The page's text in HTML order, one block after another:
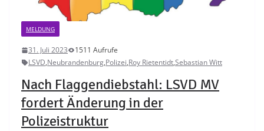
MELDUNG
31. Juli 2023
1511 Aufrufe
LSVD,Neubrandenburg,Polizei,Roy Rietentidt,Sebastian Witt
Nach Flaggendiebstahl: LSVD MV
fordert Änderung in der
Polizeistruktur